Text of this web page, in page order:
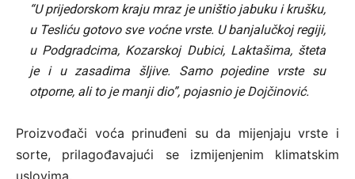
“U prijedorskom kraju mraz je uništio jabuku i krušku,
u Tesliću gotovo sve voćne vrste. U banjalučkoj regiji,
u Podgradcima, Kozarskoj Dubici, Laktašima, šteta
je i u zasadima šljive. Samo pojedine vrste su
otporne, ali to je manji dio”, pojasnio je Dojčinović.
Proizvođači voća prinuđeni su da mijenjaju vrste i
sorte, prilagođavajući se izmijenjenim klimatskim
uslovima.